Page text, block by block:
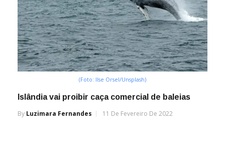
(Foto: Ilse Orsel/Unsplash)
Islândia vai proibir caça comercial de baleias
By Luzimara Fernandes 11 De Fevereiro De 2022